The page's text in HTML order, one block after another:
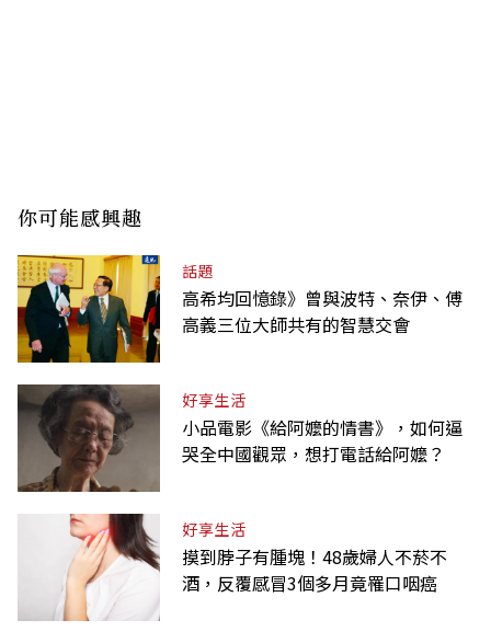
你可能感興趣
話題
高希均回憶錄》曾與波特、奈伊、傅
高義三位大師共有的智慧交會
好享生活
小品電影《給阿嬤的情書》，如何逼
哭全中國觀眾，想打電話給阿嬤？
好享生活
摸到脖子有腫塊！48歲婦人不菸不
酒，反覆感冒3個多月竟罹口咽癌